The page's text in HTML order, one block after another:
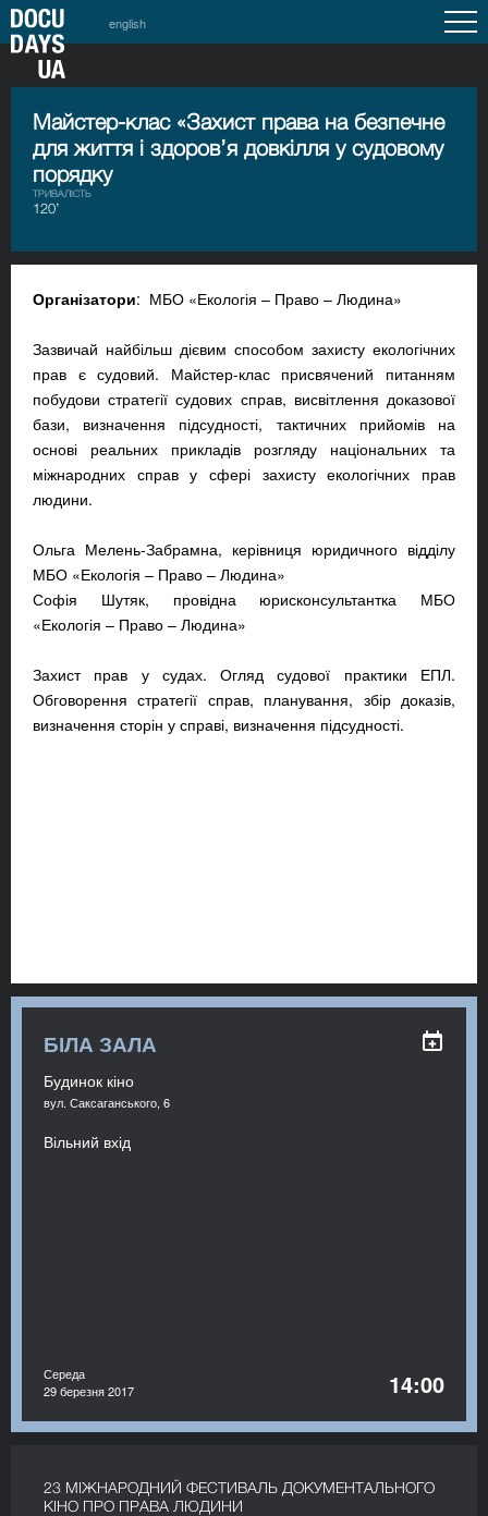
english
Майстер-клас «Захист права на безпечне
для життя і здоров’я довкілля у судовому
порядку
ТРИВАЛІСТЬ
120’
Організатори: МБО «Екологія – Право – Людина»
Зазвичай найбільш дієвим способом захисту екологічних
прав є судовий. Майстер-клас присвячений питанням
побудови стратегії судових справ, висвітлення доказової
бази, визначення підсудності, тактичних прийомів на
основі реальних прикладів розгляду національних та
міжнародних справ у сфері захисту екологічних прав
людини.
Ольга Мелень-Забрамна, керівниця юридичного відділу
МБО «Екологія – Право – Людина»
Софія Шутяк, провідна юрисконсультантка МБО
«Екологія – Право – Людина»
Захист прав у судах. Огляд судової практики ЕПЛ.
Обговорення стратегії справ, планування, збір доказів,
визначення сторін у справі, визначення підсудності.
БІЛА ЗАЛА
Будинок кіно
вул. Саксаганського, 6
Вільний вхід
Середа
29 березня 2017
14:00
23 МІЖНАРОДНИЙ ФЕСТИВАЛЬ ДОКУМЕНТАЛЬНОГО
КІНО ПРО ПРАВА ЛЮДИНИ